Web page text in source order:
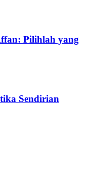
Pilihlah yang
Sendirian